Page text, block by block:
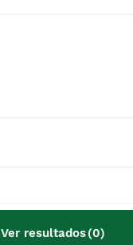
Ver resultados(0)